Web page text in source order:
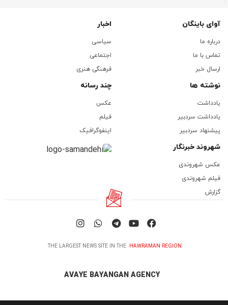
آوای باینگان
درباره ما
تماس با ما
ارسال خبر
اخبار
سیاسی
اجتماعی
فرهنگی هنری
نوشته ها
یادداشت
یادداشت سردبیر
پیشنهاد سردبیر
چند رسانه
عکس
فیلم
اینفوگرافیک
شهروند خبرنگار
عکس شهروندی
فیلم شهروندی
گزارش
THE LARGEST NEWS SITE IN THE HAWRAMAN REGION
AVAYE BAYANGAN AGENCY